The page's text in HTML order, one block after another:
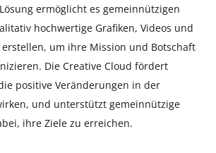
ermöglicht es gemeinnützigen
hochwertige Grafiken, Videos und
um ihre Mission und Botschaft
Die Creative Cloud fördert
positive Veränderungen in der
und unterstützt gemeinnützige
ihre Ziele zu erreichen.